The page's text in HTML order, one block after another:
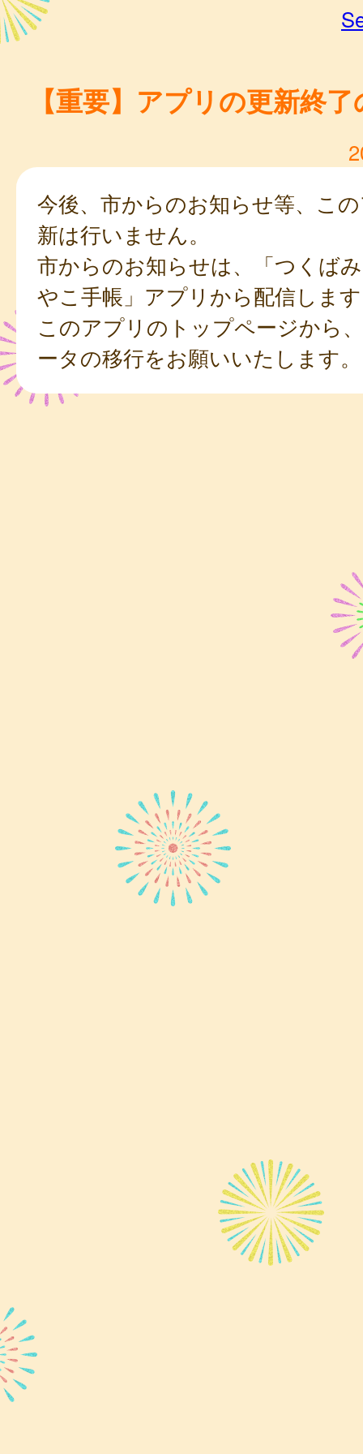
【重要】アプリの更新終
今後、市からのお知らせ等、こ
新は行いません。
市からのお知らせは、「つくば
やこ手帳」アプリから配信しま
このアプリのトップページから
ータの移行をお願いいたします。